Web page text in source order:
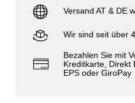
Versand AT & DE
Wir sind seit über
Bezahlen Sie mit
Kreditkarte, Direkt
EPS oder GiroPay